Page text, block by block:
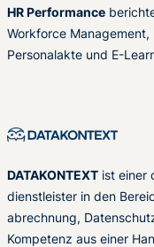
HR Performance
Workforce
Personalakte und E-
DATAKONTEXT ist einer
dienstleister in den
abrechnung,
Kompetenz aus einer